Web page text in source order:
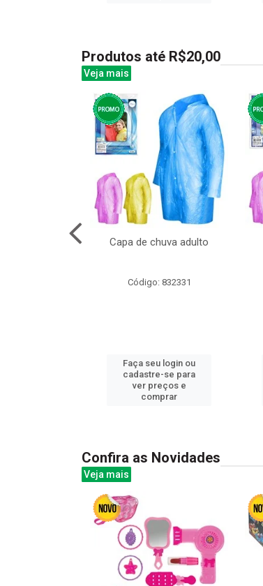
Produtos até R$20,00
Veja mais
Capa de chuva adulto
Código: 832331
Faça seu login ou
cadastre-se para
ver preços e
comprar
Confira as Novidades
Veja mais